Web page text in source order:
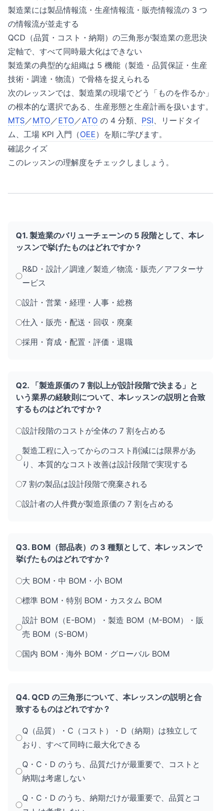
製造業には製品情報流・生産情報流・販売情報流の 3 つ
の情報流が並走する
QCD（品質・コスト・納期）の三角形が製造業の意思決
定軸で、すべて同時最大化はできない
製造業の典型的な組織は 5 機能（製造・品質保証・生産
技術・調達・物流）で骨格を捉えられる
次のレッスンでは、製造業の現場でどう「ものを作るか」
の根本的な選択である、生産形態と生産計画を扱います。
MTS／MTO／ETO／ATO の 4 分類、 PSI、リードタイ
ム、工場 KPI 入門（OEE）を順に学びます。
確認クイズ
このレッスンの理解度をチェックしましょう。
Q1. 製造業のバリューチェーンの 5 段階として、本レ
ッスンで挙げたものはどれですか？
R&D・設計／調達／製造／物流・販売／アフターサ
ービス
設計・営業・経理・人事・総務
仕入・販売・配送・回収・廃棄
採用・育成・配置・評価・退職
Q2. 「製造原価の 7 割以上が設計段階で決まる」と
いう業界の経験則について、本レッスンの説明と合致
するものはどれですか？
設計段階のコストが全体の 7 割を占める
製造工程に入ってからのコスト削減には限界があ
り、本質的なコスト改善は設計段階で実現する
7 割の製品は設計段階で廃棄される
設計者の人件費が製造原価の 7 割を占める
Q3. BOM（部品表）の 3 種類として、本レッスンで
挙げたものはどれですか？
大 BOM・中 BOM・小 BOM
標準 BOM・特別 BOM・カスタム BOM
設計 BOM（E-BOM）・製造 BOM（M-BOM）・販
売 BOM（S-BOM）
国内 BOM・海外 BOM・グローバル BOM
Q4. QCD の三角形について、本レッスンの説明と合
致するものはどれですか？
Q（品質）・C（コスト）・D（納期）は独立して
おり、すべて同時に最大化できる
Q・C・D のうち、品質だけが最重要で、コストと
納期は考慮しない
Q・C・D のうち、納期だけが最重要で、品質とコ